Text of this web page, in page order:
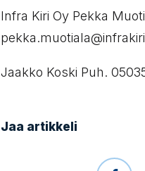
Infra Kiri Oy Pekka
Jaakko Koski Puh.
Jaa artikkeli